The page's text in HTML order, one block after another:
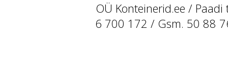
OÜ Konteinerid.ee /
6 700 172 / Gsm. 50 88